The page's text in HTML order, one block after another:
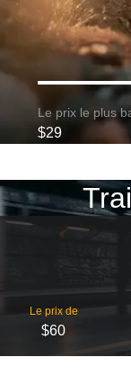
Le prix le plus
$29
Le prix de
$60